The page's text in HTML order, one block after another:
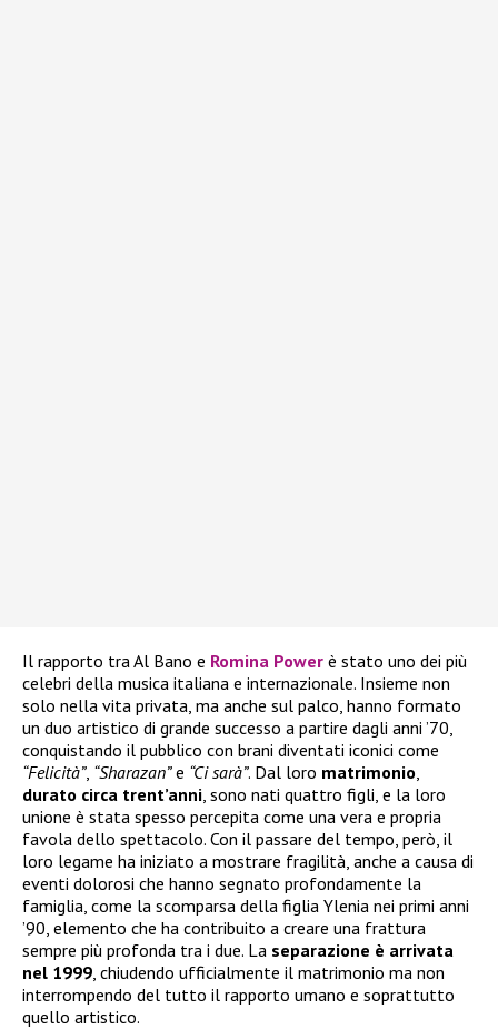
Il rapporto tra Al Bano e Romina Power è stato uno dei più
celebri della musica italiana e internazionale. Insieme non
solo nella vita privata, ma anche sul palco, hanno formato
un duo artistico di grande successo a partire dagli anni ’70,
conquistando il pubblico con brani diventati iconici come
“Felicità”, “Sharazan”e “Ci sarà”. Dal loro matrimonio
durato circa trent’anni , sono nati quattro figli, e la loro
unione è stata spesso percepita come una vera e propria
favola dello spettacolo. Con il passare del tempo, però, il
loro legame ha iniziato a mostrare fragilità, anche a causa di
eventi dolorosi che hanno segnato profondamente la
famiglia, come la scomparsa della figlia Ylenia nei primi anni
’90, elemento che ha contribuito a creare una frattura
sempre più profonda tra i due. La separazione è arrivata
nel 1999 , chiudendo ufficialmente il matrimonio ma non
interrompendo del tutto il rapporto umano e soprattutto
quello artistico.